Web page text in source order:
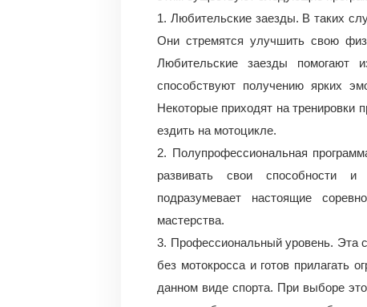
1. Любительские заезды. В таких
Они стремятся улучшить свою
Любительские заезды помогают
способствуют получению ярких
Некоторые приходят на тренировки
ездить на мотоцикле.
2. Полупрофессиональная
развивать свои способности
подразумевает настоящие
мастерства.
3. Профессиональный уровень. Эта
без мотокросса и готов прилагать
данном виде спорта. При выборе